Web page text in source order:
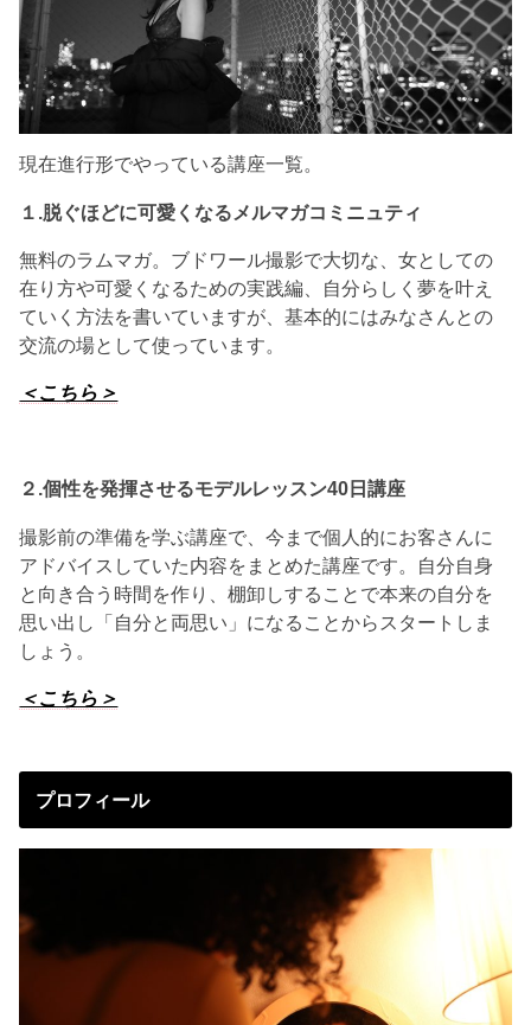
現在進行形でやっている講座一覧。
１.脱ぐほどに可愛くなるメルマガコミニュティ
無料のラムマガ。ブドワール撮影で大切な、女としての
在り方や可愛くなるための実践編、自分らしく夢を叶え
ていく方法を書いていますが、基本的にはみなさんとの
交流の場として使っています。
＜こちら＞
２.個性を発揮させるモデルレッスン40日講座
撮影前の準備を学ぶ講座で、今まで個人的にお客さんに
アドバイスしていた内容をまとめた講座です。自分自身
と向き合う時間を作り、棚卸しすることで本来の自分を
思い出し「自分と両思い」になることからスタートしま
しょう。
＜こちら＞
プロフィール